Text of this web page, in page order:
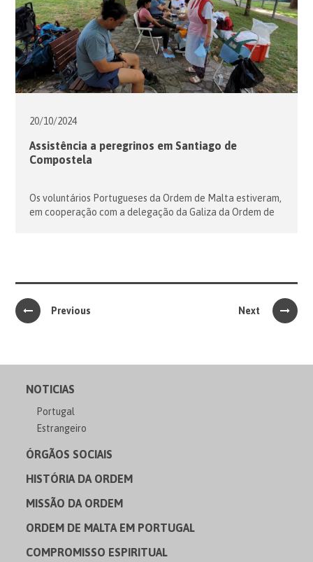
20/10/2024
Assistência a peregrinos em Santiago de
Compostela
Os voluntários Portugueses da Ordem de Malta estiveram,
em cooperação com a delegação da Galiza da Ordem de
Compostela, […]
Previous Next
NOTICIAS
Portugal
Estrangeiro
ÓRGÃOS SOCIAIS
HISTÓRIA DA ORDEM
MISSÃO DA ORDEM
ORDEM DE MALTA EM PORTUGAL
COMPROMISSO ESPIRITUAL